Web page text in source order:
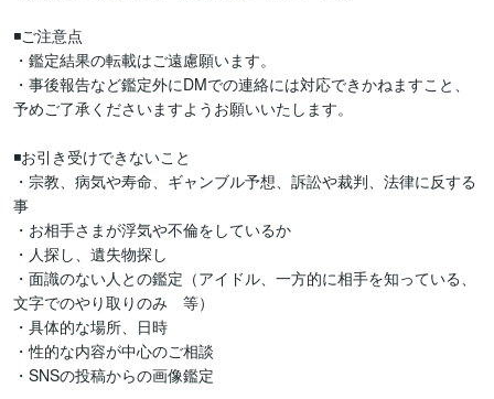
◾️ご注意点
・鑑定結果の転載はご遠慮願います。
・事後報告など鑑定外にDMでの連絡には対応できかねますこと、
予めご了承くださいますようお願いいたします。
◾️お引き受けできないこと
・宗教、病気や寿命、ギャンブル予想、訴訟や裁判、法律に反する
事
・お相手さまが浮気や不倫をしているか
・人探し、遺失物探し
・面識のない人との鑑定（アイドル、一方的に相手を知っている、
文字でのやり取りのみ　等）
・具体的な場所、日時
・性的な内容が中心のご相談
・SNSの投稿からの画像鑑定